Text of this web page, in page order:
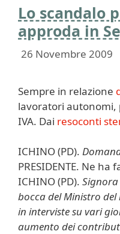
Lo scandalo
approda in
26 Novembre 2009
Sempre in relazione
lavoratori autonomi,
IVA. Dai resoconti
ICHINO (PD).
PRESIDENTE. Ne ha
ICHINO (PD). Signora
bocca del Ministro del
in interviste su vari
aumento dei